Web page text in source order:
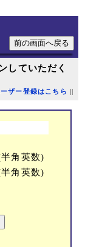
していただく
ザー登録はこちら
角英数)
角英数)